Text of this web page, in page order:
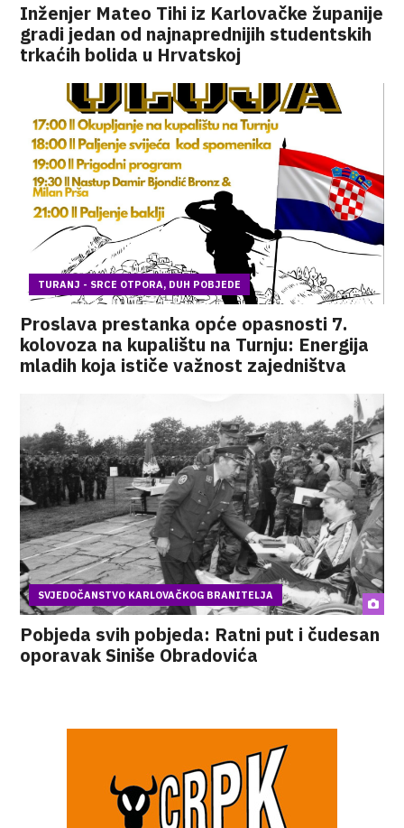
Inženjer Mateo Tihi iz Karlovačke županije
gradi jedan od najnaprednijih studentskih
trkaćih bolida u Hrvatskoj
TURANJ - SRCE OTPORA, DUH POBJEDE
Proslava prestanka opće opasnosti 7.
kolovoza na kupalištu na Turnju: Energija
mladih koja ističe važnost zajedništva
SVJEDOČANSTVO KARLOVAČKOG BRANITELJA
Pobjeda svih pobjeda: Ratni put i čudesan
oporavak Siniše Obradovića